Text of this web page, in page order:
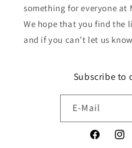
something for everyone at
We hope that you find the
and if you can’t let us
Subscribe to
E-Mail
Facebook